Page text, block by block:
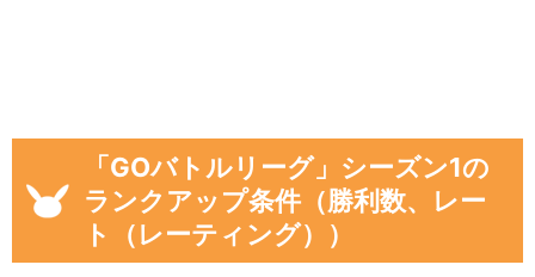
「GOバトルリーグ」シーズン1の
ランクアップ条件（勝利数、レー
ト（レーティング））